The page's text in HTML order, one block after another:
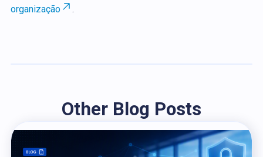
organização
.
Other Blog Posts